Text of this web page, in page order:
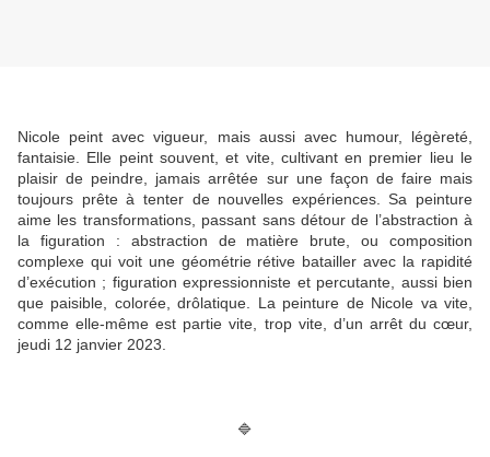
Nicole peint avec vigueur, mais aussi avec humour, légèreté,
fantaisie. Elle peint souvent, et vite, cultivant en premier lieu le
plaisir de peindre, jamais arrêtée sur une façon de faire mais
toujours prête à tenter de nouvelles expériences. Sa peinture
aime les transformations, passant sans détour de l’abstraction à
la figuration : abstraction de matière brute, ou composition
complexe qui voit une géométrie rétive batailler avec la rapidité
d’exécution ; figuration expressionniste et percutante, aussi bien
que paisible, colorée, drôlatique. La peinture de Nicole va vite,
comme elle-même est partie vite, trop vite, d’un arrêt du cœur,
jeudi 12 janvier 2023.
🔷